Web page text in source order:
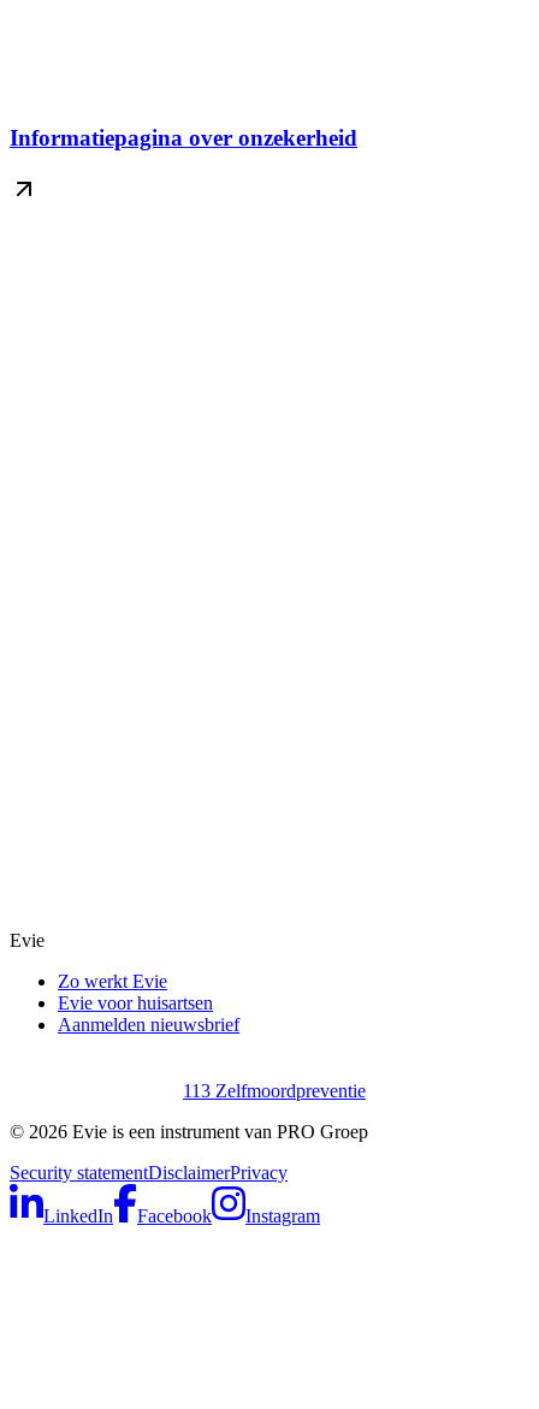
Informatiepagina over onzekerheid
Evie
Zo werkt Evie
Evie voor huisartsen
Aanmelden nieuwsbrief
113 Zelfmoordpreventie
© 2026 Evie is een instrument van PRO Groep
Security statementDisclaimerPrivacy
LinkedIn Facebook Instagram